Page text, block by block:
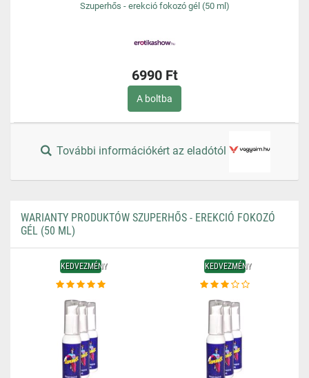
Szuperhős - erekció fokozó gél (50 ml)
6990 Ft
A boltba
További információkért az eladótól
WARIANTY PRODUKTÓW SZUPERHŐS - EREKCIÓ FOKOZÓ
GÉL (50 ML)
KEDVEZMÉNY KEDVEZMÉNY